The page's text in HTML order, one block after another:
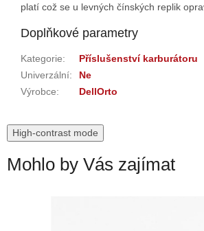
platí což se u levných čínských replik
Doplňkové parametry
Kategorie:
Příslušenství karburátoru
Univerzální:
Ne
Výrobce: DellOrto
High-contrast mode
Mohlo by Vás zajímat